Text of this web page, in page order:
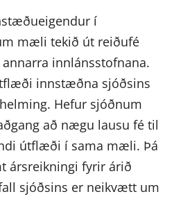
í
mæli tekið út reiðufé
innlánsstofnana.
innstæðna sjóðsins
Hefur sjóðnum
að nægu lausu fé til
útflæði í sama mæli. Þá
ársreikningi fyrir árið
sjóðsins er neikvætt um